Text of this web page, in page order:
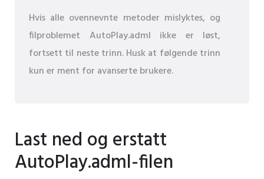
Hvis alle ovennevnte metoder mislyktes, og
filproblemet AutoPlay.adml ikke er løst,
fortsett til neste trinn. Husk at følgende trinn
kun er ment for avanserte brukere.
Last ned og erstatt
AutoPlay.adml-filen